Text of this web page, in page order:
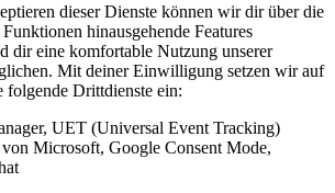
dieser Dienste können wir dir über die
hinausgehende Features
dir eine komfortable Nutzung unserer
Mit deiner Einwilligung setzen wir auf
folgende Drittdienste ein:
UET (Universal Event Tracking)
Microsoft, Google Consent Mode,